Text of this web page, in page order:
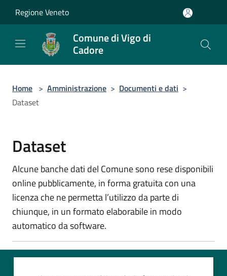
Regione Veneto
Comune di Vigo di
Cadore
Home > Amministrazione > Documenti e dati >
Dataset
Dataset
Alcune banche dati del Comune sono rese disponibili
online pubblicamente, in forma gratuita con una
licenza che ne permetta l’utilizzo da parte di
chiunque, in un formato elaborabile in modo
automatico da software.